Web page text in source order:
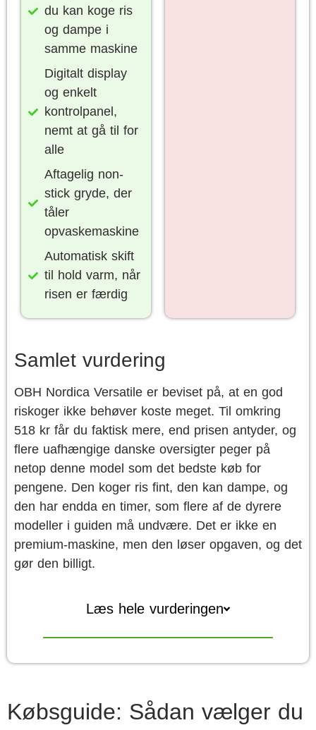
du kan koge ris
og dampe i
samme maskine
Digitalt display
og enkelt
kontrolpanel,
nemt at gå til for
alle
Aftagelig non-
stick gryde, der
tåler
opvaskemaskine
Automatisk skift
til hold varm, når
risen er færdig
Samlet vurdering
OBH Nordica Versatile er beviset på, at en god
riskoger ikke behøver koste meget. Til omkring
518 kr får du faktisk mere, end prisen antyder, og
flere uafhængige danske oversigter peger på
netop denne model som det bedste køb for
pengene. Den koger ris fint, den kan dampe, og
den har endda en timer, som flere af de dyrere
modeller i guiden må undvære. Det er ikke en
premium-maskine, men den løser opgaven, og det
gør den billigt.
Læs hele vurderingen
Købsguide: Sådan vælger du